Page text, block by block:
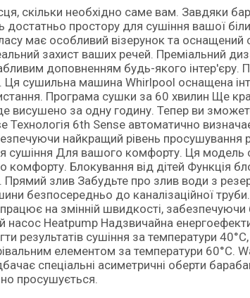
скільки необхідно саме вам. Завдяки
простору для сушіння вашої
має особливий візерунок та оснащений
захист ваших речей. Преміальний
доповненням будь-якого інтер'єру.
Ця сушильна машина Whirlpool оснащена
Програма сушки за 60 хвилин Ще
висушено за одну годину. Тепер ви
Технологія 6th Sense автоматично
найкращий рівень просушування
сушіння Для вашого комфорту. Ця
комфорту. Блокування від дітей Функція
Прямий злив Забудьте про злив води з
безпосередньо до каналізаційної
на змінній швидкості, забезпечуючи
Heatpump Надзвичайна
результатів сушіння за температури
елементом за температури 60°C.
спеціальні асиметричні оберти
просушується.